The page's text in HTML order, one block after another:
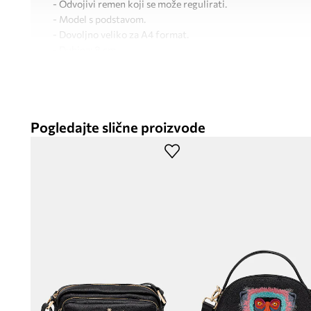
- Odvojivi remen koji se može regulirati.
- Model s podstavom.
- Dovoljno veliko za A4 format.
Pogledajte slične proizvode